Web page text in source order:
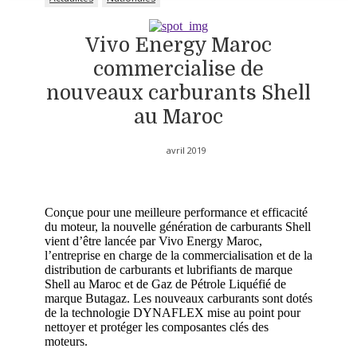
Vivo Energy Maroc
commercialise de
nouveaux carburants Shell
au Maroc
avril 2019
Conçue pour une meilleure performance et efficacité
du moteur, la nouvelle génération de carburants Shell
vient d’être lancée par Vivo Energy Maroc,
l’entreprise en charge de la commercialisation et de la
distribution de carburants et lubrifiants de marque
Shell au Maroc et de Gaz de Pétrole Liquéfié de
marque Butagaz. Les nouveaux carburants sont dotés
de la technologie DYNAFLEX mise au point pour
nettoyer et protéger les composantes clés des
moteurs.